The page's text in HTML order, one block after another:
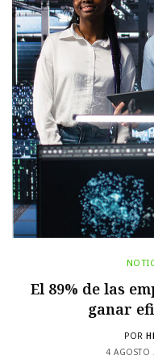
El 89% de las
ganar
POR
4 AGOSTO